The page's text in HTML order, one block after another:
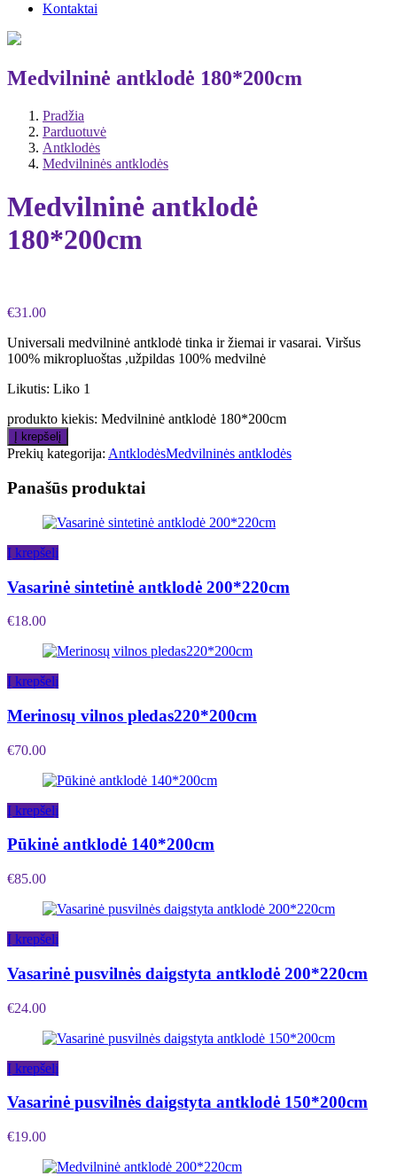
Kontaktai
Medvilninė antklodė 180*200cm
Pradžia
Parduotuvė
Antklodės
Medvilninės antklodės
Medvilninė antklodė
180*200cm
€31.00
Universali medvilninė antklodė tinka ir žiemai ir vasarai. Viršus
100% mikropluoštas ,užpildas 100% medvilnė
Likutis: Liko 1
produkto kiekis: Medvilninė antklodė 180*200cm
Į krepšelį
Prekių kategorija: AntklodėsMedvilninės antklodės
Panašūs produktai
Į krepšelį
Vasarinė sintetinė antklodė 200*220cm
€18.00
Į krepšelį
Merinosų vilnos pledas220*200cm
€70.00
Į krepšelį
Pūkinė antklodė 140*200cm
€85.00
Į krepšelį
Vasarinė pusvilnės daigstyta antklodė 200*220cm
€24.00
Į krepšelį
Vasarinė pusvilnės daigstyta antklodė 150*200cm
€19.00